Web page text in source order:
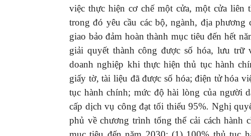
việc thực hiện cơ chế một cửa, một cửa
trong đó yêu cầu các bộ, ngành, địa
giao bảo đảm hoàn thành mục tiêu đến hết
giải quyết thành công được số hóa, lưu
doanh nghiệp khi thực hiện thủ tục hành
giấy tờ, tài liệu đã được số hóa; điện tử hóa
tục hành chính; mức độ hài lòng của người
cấp dịch vụ công đạt tối thiểu 95%. Nghị
phủ về chương trình tổng thể cải cách